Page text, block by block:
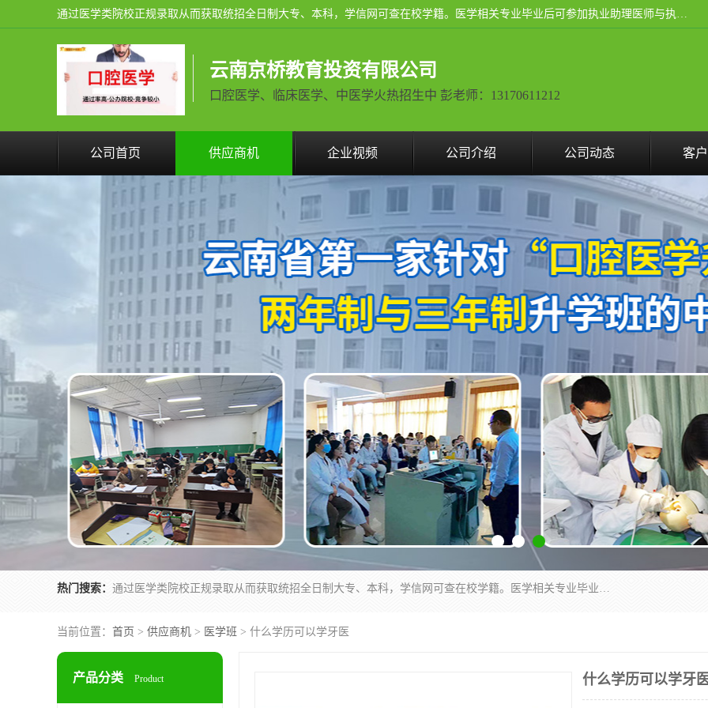
通过医学类院校正规录取从而获取统招全日制大专、本科，学信网可查在校学籍。医学相关专业毕业后可参加执业助理医师与执业医师证书考试（如口腔医学、临床医学、中医学等专业）.
云南京桥教育投资有限公司
口腔医学、临床医学、中医学火热招生中 彭老师：13170611212
公司首页 供应商机 企业视频 公司介绍 公司动态 客
热门搜索： 通过医学类院校正规录取从而获取统招全日制大专、本科，学信网可查在校学籍。医学相关专业毕业后可参加执业助理医师与执业医师证书考试（如口腔医学、临床医学、中医学等专业）.
当前位置： 首页 > 供应商机 > 医学班 > 什么学历可以学牙医
产品分类 Product 什么学历可以学牙